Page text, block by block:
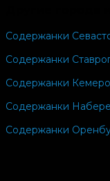
взаимодействие.
Содержанки
состоятельным
больше отдают
эффективным
Содержанки
Содержанки
Содержанки
Содержанки
Содержанки